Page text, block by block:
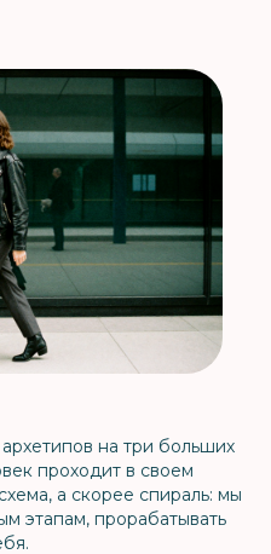
на три больших
проходит в своем
а скорее спираль: мы
этапам, прорабатывать